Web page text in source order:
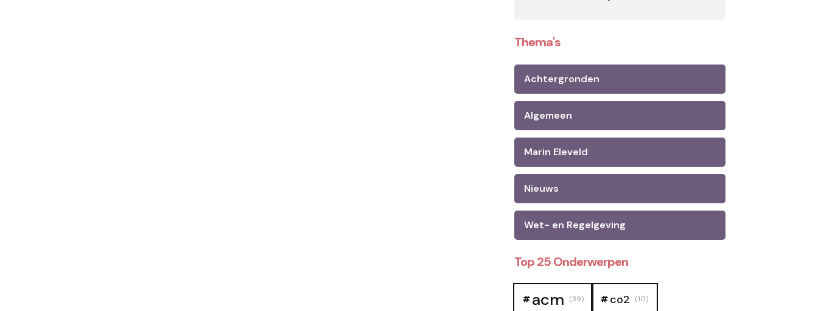
Thema's
Achtergronden
Algemeen
Marin Eleveld
Nieuws
Wet- en Regelgeving
Top 25 Onderwerpen
acm (39) co2 (10)